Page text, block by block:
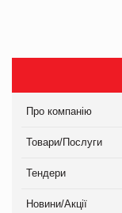
Про компанію
Товари/Послуги
Тендери
Новини/Акції